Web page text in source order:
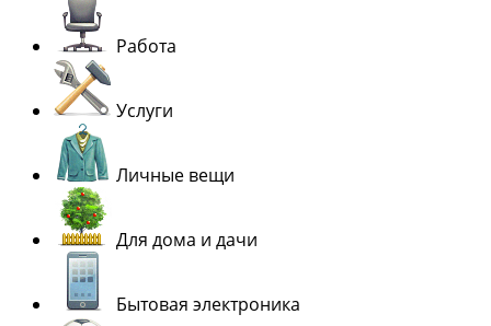
Работа
Услуги
Личные вещи
Для дома и дачи
Бытовая электроника